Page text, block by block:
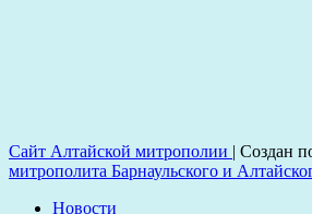
Сайт Алтайской митрополии | Создан
митрополита Барнаульского и
Новости